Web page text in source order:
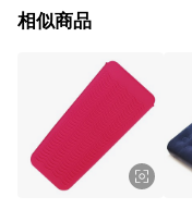
相似商品